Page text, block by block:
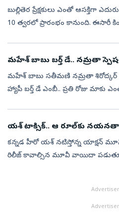
బుల్లితెర ప్రేక్షకులు ఎంతో ఆసక్తిగా
10 త్వరలో ప్రారంభం కానుంది. ఈసారీ కింగ్‌ నాగార్జునే హోస్ట్‌గా
మహేశ్ బాబు బర్త్‌ డే.. నమ్రతా
మహేశ్ బాబు సతీమణి నమ్రతా శిరోద్కర్
హ్యాపీ బర్త్‌ డే ఎంబీ.. ప్రతి రోజు మాకు
యశ్ టాక్సిక్.. ఆ రూల్‌కు
కన్నడ హీరో యశ్ నటిస్తోన్న యాక్షన్‌
రిలీజ్ కావాల్సిన మూవీ వాయిదా పడుతూ